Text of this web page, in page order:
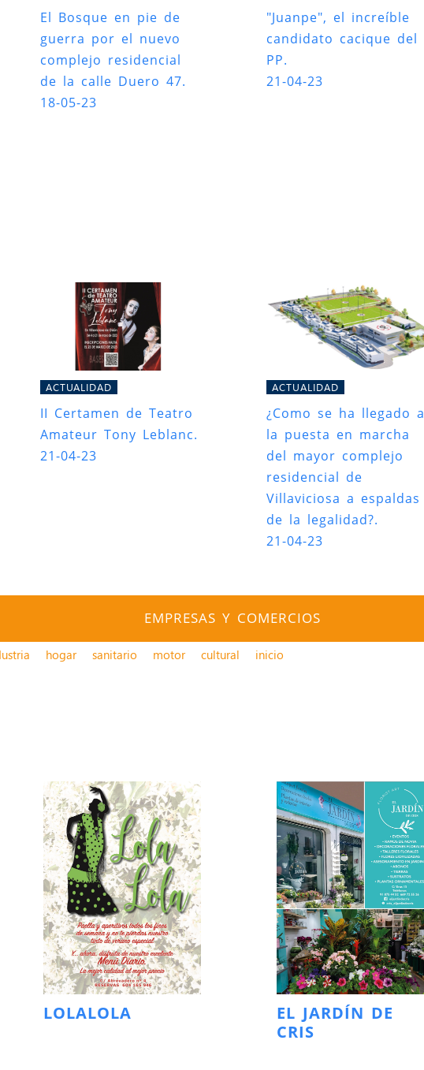
El Bosque en pie de
guerra por el nuevo
complejo residencial
de la calle Duero 47.
18-05-23
"Juanpe", el increíble
candidato cacique del
PP.
21-04-23
ACTUALIDAD
II Certamen de Teatro
Amateur Tony Leblanc.
21-04-23
ACTUALIDAD
¿Como se ha llegado a
la puesta en marcha
del mayor complejo
residencial de
Villaviciosa a espaldas
de la legalidad?.
21-04-23
EMPRESAS Y COMERCIOS
hogar sanitario motor cultural inicio
LOLALOLA
EL JARDÍN DE
CRIS